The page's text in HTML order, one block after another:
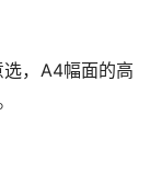
， A4幅面的高